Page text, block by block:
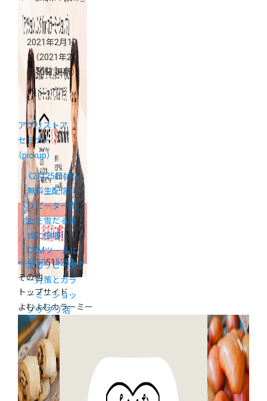
2021年2月10
日 （2021年2
月10日 更新）
アプリストア
セミナー
（pickup）
《2月25日(木)
無料生配信》
リピーター売
上を雪だるま
式に倍増！
CRMツールに
よるリピータ
ー対策とカラ
ーミーショッ
プ アプリ活
用セミナー
«<4950515253>»
その他
トップサイド
よむよむカラーミー